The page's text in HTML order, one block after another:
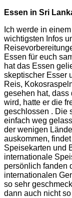
Essen in Sri
Ich werde in
wichtigsten Infos
Essen für euch
hat das Essen
skeptischer Esser
Reis,
gesehen hat, dass
wird, hatte er die
geschlossen . Die
einfach weg
der wenigen
auskommen,
Speisekarten und
internationale
persönlich fanden
internationalen
so sehr
dann auch nicht